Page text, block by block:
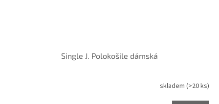
Single J. Polokošile dámská
skladem (>20 ks)